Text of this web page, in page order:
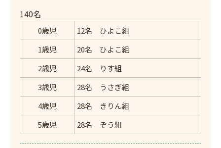
140名
0歳児
12名 ひよこ組
1歳児
20名 ひよこ組
2歳児
24名 りす組
3歳児
28名 うさぎ組
4歳児
28名 きりん組
5歳児
28名 ぞう組